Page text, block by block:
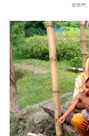
প্রকাশ: